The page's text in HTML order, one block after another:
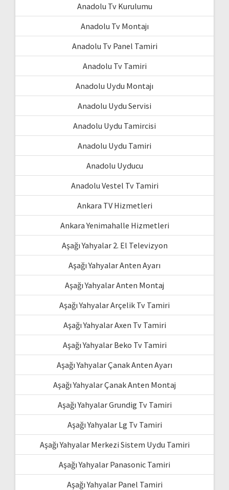
Anadolu Tv Kurulumu
Anadolu Tv Montajı
Anadolu Tv Panel Tamiri
Anadolu Tv Tamiri
Anadolu Uydu Montajı
Anadolu Uydu Servisi
Anadolu Uydu Tamircisi
Anadolu Uydu Tamiri
Anadolu Uyducu
Anadolu Vestel Tv Tamiri
Ankara TV Hizmetleri
Ankara Yenimahalle Hizmetleri
Aşağı Yahyalar 2. El Televizyon
Aşağı Yahyalar Anten Ayarı
Aşağı Yahyalar Anten Montaj
Aşağı Yahyalar Arçelik Tv Tamiri
Aşağı Yahyalar Axen Tv Tamiri
Aşağı Yahyalar Beko Tv Tamiri
Aşağı Yahyalar Çanak Anten Ayarı
Aşağı Yahyalar Çanak Anten Montaj
Aşağı Yahyalar Grundig Tv Tamiri
Aşağı Yahyalar Lg Tv Tamiri
Aşağı Yahyalar Merkezi Sistem Uydu Tamiri
Aşağı Yahyalar Panasonic Tamiri
Aşağı Yahyalar Panel Tamiri